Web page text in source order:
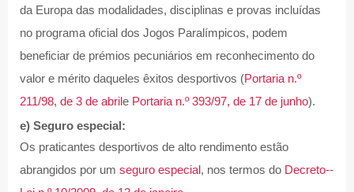
da Europa das modalidades, disciplinas e provas incluídas
no programa oficial dos Jogos Paralímpicos, podem
beneficiar de prémios pecuniários em reconhecimento do
valor e mérito daqueles êxitos desportivos (Portaria n.º
211/98, de 3 de abrile Portaria n.º 393/97, de 17 de junho).
e) Seguro especial:
Os praticantes desportivos de alto rendimento estão
abrangidos por um seguro especial , nos termos do Decreto--